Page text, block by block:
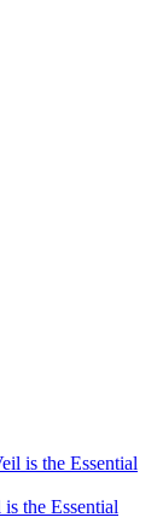
the Essential